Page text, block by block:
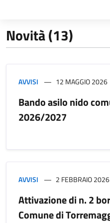
Novità (13)
AVVISI 12 MAGGIO 2026
Bando asilo nido
2026/2027
AVVISI 2 FEBBRAIO 2026
Attivazione di n. 2
Comune di